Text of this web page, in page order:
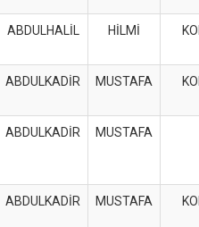
ABDULHALİL HİLMİ
ABDULKADİR MUSTAFA
ABDULKADİR MUSTAFA
ABDULKADİR MUSTAFA